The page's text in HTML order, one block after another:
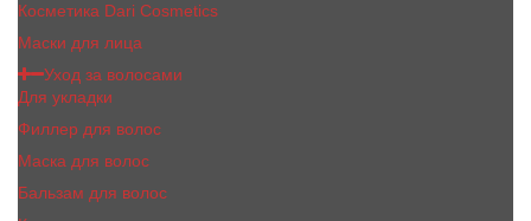
Косметика Dari Cosmetics
Маски для лица
Уход за волосами
Для укладки
Филлер для волос
Маска для волос
Бальзам для волос